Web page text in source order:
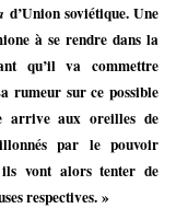
d’Union soviétique. Une
à se rendre dans la
qu’il va commettre
rumeur sur ce possible
arrive aux oreilles de
par le pouvoir
ils vont alors tenter de
respectives. »